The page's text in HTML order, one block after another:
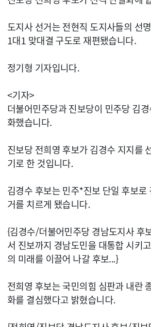
도지사 선거는 전현직 도지사들의 선
1대1 맞대결 구도로 재편됐습니다.
정기형 기자입니다.
<기자>
더불어민주당과 진보당이 민주당 김
화했습니다.
진보당 전희영 후보가 김경수 지지를
기로 한 것입니다.
김경수 후보는 민주*진보 단일 후보로
거를 치르게 됐습니다.
{김경수/더불어민주당 경남도지사 후
서 진보까지 경남도민을 대통합 시키
의 미래를 이끌어 나갈 후보...}
전희영 후보는 국민의힘 심판과 내란
화를 결심했다고 밝혔습니다.